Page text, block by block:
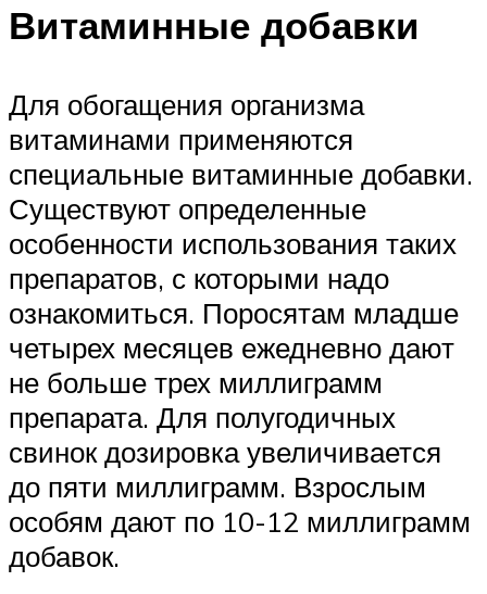
Витаминные добавки
Для обогащения организма
витаминами применяются
специальные витаминные добавки.
Существуют определенные
особенности использования таких
препаратов, с которыми надо
ознакомиться. Поросятам младше
четырех месяцев ежедневно дают
не больше трех миллиграмм
препарата. Для полугодичных
свинок дозировка увеличивается
до пяти миллиграмм. Взрослым
особям дают по 10-12 миллиграмм
добавок.